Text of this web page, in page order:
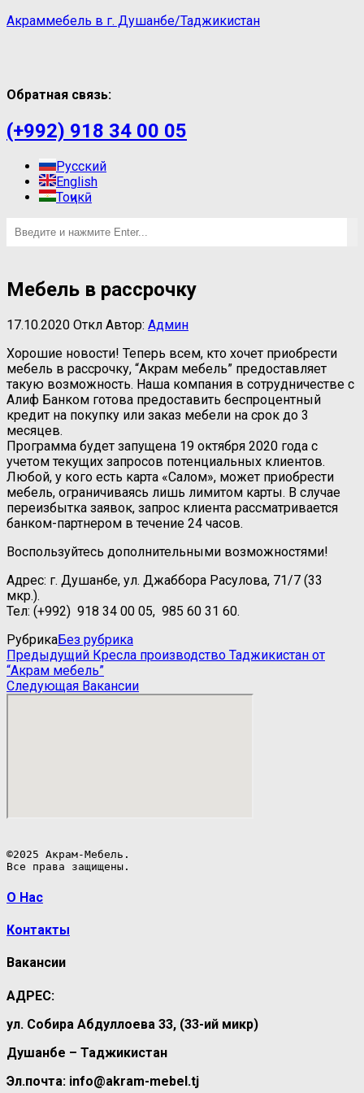
Акраммебель в г. Душанбе/Таджикистан
Обратная связь:
(+992) 918 34 00 05
Русский
English
Тоҷикӣ
Мебель в рассрочку
17.10.2020 Откл Автор: Админ
Хорошие новости! Теперь всем, кто хочет приобрести
мебель в рассрочку, “Акрам мебель” предоставляет
такую возможность. Наша компания в сотрудничестве с
Алиф Банком готова предоставить беспроцентный
кредит на покупку или заказ мебели на срок до 3
месяцев.
Программа будет запущена 19 октября 2020 года с
учетом текущих запросов потенциальных клиентов.
Любой, у кого есть карта «Салом», может приобрести
мебель, ограничиваясь лишь лимитом карты. В случае
переизбытка заявок, запрос клиента рассматривается
банком-партнером в течение 24 часов.
Воспользуйтесь дополнительными возможностями!
Адрес: г. Душанбе, ул. Джаббора Расулова, 71/7 (33
мкр.).
Тел: (+992) ‌‌ 918 34 00 05, ‌‌‌ 985 60 31 60.
РубрикаБез рубрика
Навигация
по
записям
Предыдущая
запись
Предыдущий Кресла производство Таджикистан от
“Акрам мебель”
Следующая
запись
Следующая Вакансии
©2025 Акрам-Мебель.
Все права защищены.
О Нас
Контакты
Вакансии
АДРЕС:
ул. Собира Абдуллоева 33, (33-ий микр)
Душанбе – Таджикистан
Эл.почта: info@akram-mebel.tj